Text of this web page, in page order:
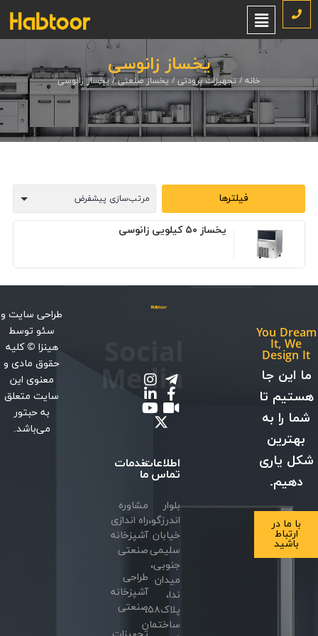
یخساز زانوسی
خانه /تجهیزات برودتی/یخساز صنعتی/ یخساز زانوسی
فیلترها
یخساز ۵۰ کیلویی زانوسی
You Dream
It, We
Design It
ما این جا
هستیم تا
شما را به
بهترین
شکل یاری
دهیم.
با ما در
ارتباط
باشید
اطلاعات
تماس
بلوار
اندرزگو،
خیابان
سلیمی
جنوبی،
میدان
ندا،
پلاک۵۸،
ساختمان
Media
خدمات
ما
مشاوره
راه اندازی
آشپزخانه
صنعتی
طراحی
آشپزخانه
صنعتی
طراحی سایتو
سئوتوسط
هینزا © کلیه
حقوق مادی و
معنوی این
سایت متعلق
به حبتور
می‌باشد.